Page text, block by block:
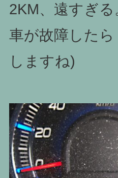
2KM、遠すぎ
車が故障したら
しますね)